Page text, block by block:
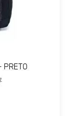
PRETO